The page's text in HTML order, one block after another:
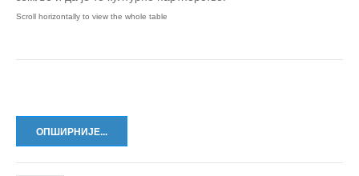
ОПШИРНИЈЕ...